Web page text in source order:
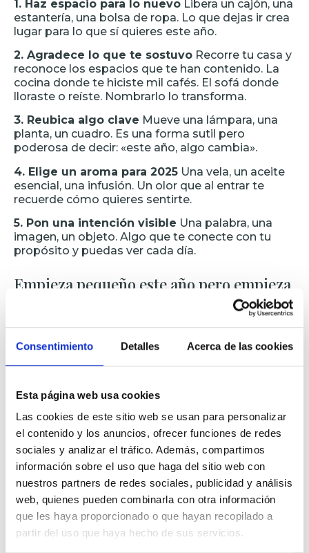
Consentimiento Detalles Acerca de las cookies
Esta página web usa cookies
Las cookies de este sitio web se usan para personalizar
el contenido y los anuncios, ofrecer funciones de redes
sociales y analizar el tráfico. Además, compartimos
información sobre el uso que haga del sitio web con
nuestros partners de redes sociales, publicidad y análisis
web, quienes pueden combinarla con otra información
que les haya proporcionado o que hayan recopilado a
partir del uso que haya hecho de sus servicios.
1. Haz espacio para lo nuevo Libera un cajón, una
estantería, una bolsa de ropa. Lo que dejas ir crea
lugar para lo que sí quieres este año.
2. Agradece lo que te sostuvo Recorre tu casa y
reconoce los espacios que te han contenido. La
cocina donde te hiciste mil cafés. El sofá donde
lloraste o reíste. Nombrarlo lo transforma.
3. Reubica algo clave Mueve una lámpara, una
planta, un cuadro. Es una forma sutil pero
poderosa de decir: «este año, algo cambia».
4. Elige un aroma para 2025 Una vela, un aceite
esencial, una infusión. Un olor que al entrar te
recuerde cómo quieres sentirte.
5. Pon una intención visible Una palabra, una
imagen, un objeto. Algo que te conecte con tu
propósito y puedas ver cada día.
Empieza pequeño este año pero empieza
Transformar tu hogar no requiere tiempo, dinero o
«saber de decoración».
Un cambio pequeño, hecho con intención,
puede abrir una puerta grande.
Tu hogar puede recordarte cada día quién quieres
¿Necesitas ayuda?
EnEstudio Funcionallevamos más de 25 años
acompañando a personas a transformar sus
hogares con intención.
Entendemos que un cambio de espacio es,
muchas veces, un cambio de etapa.